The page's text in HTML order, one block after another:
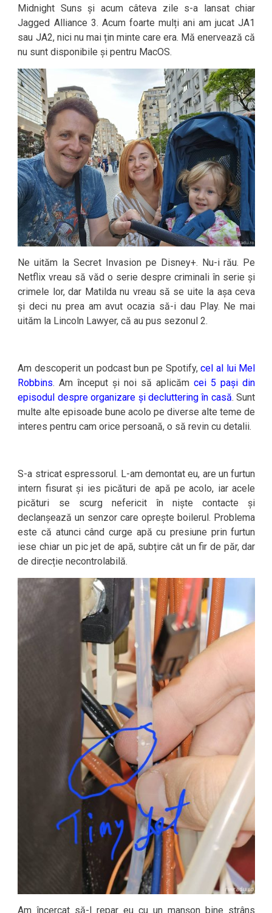
Midnight Suns și acum câteva zile s-a lansat chiar
Jagged Alliance 3. Acum foarte mulți ani am jucat JA1
sau JA2, nici nu mai țin minte care era. Mă enervează că
nu sunt disponibile și pentru MacOS.
Ne uităm la Secret Invasion pe Disney+. Nu-i rău. Pe
Netflix vreau să văd o serie despre criminali în serie și
crimele lor, dar Matilda nu vreau să se uite la așa ceva
și deci nu prea am avut ocazia să-i dau Play. Ne mai
uităm la Lincoln Lawyer, că au pus sezonul 2.
Am descoperit un podcast bun pe Spotify,cel al lui Mel
Robbins. Am început și noi să aplicămcei 5 pași din
episodul despre organizare și decluttering în casă. Sunt
multe alte episoade bune acolo pe diverse alte teme de
interes pentru cam orice persoană, o să revin cu detalii.
S-a stricat espressorul. L-am demontat eu, are un furtun
intern fisurat și ies picături de apă pe acolo, iar acele
picături se scurg nefericit în niște contacte și
declanșează un senzor care oprește boilerul. Problema
este că atunci când curge apă cu presiune prin furtun
iese chiar un pic jet de apă, subțire cât un fir de păr, dar
de direcție necontrolabilă.
Am încercat să-l repar eu cu un manșon bine strâns